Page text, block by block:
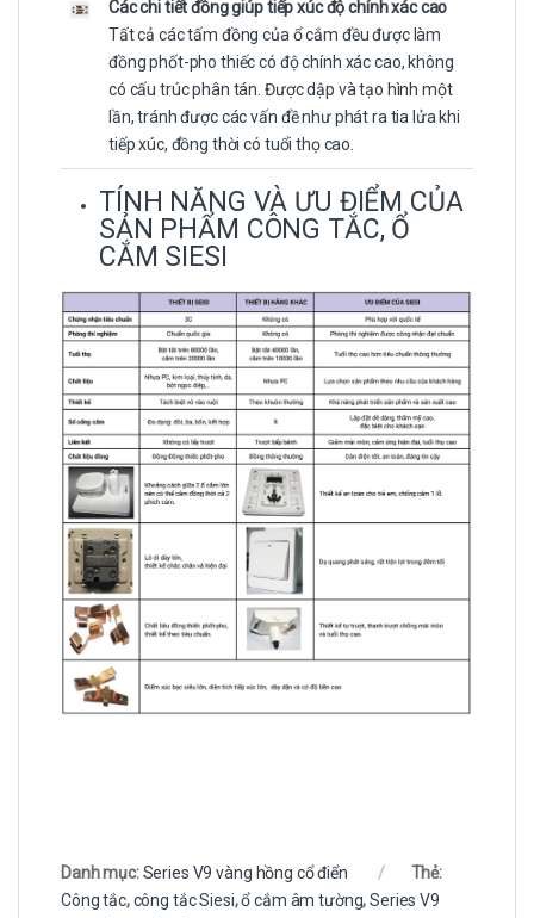
Các chi tiết đồng giúp tiếp xúc độ chính xác cao
Tất cả các tấm đồng của ổ cắm đều được làm
đồng phốt-pho thiếc có độ chính xác cao, không
có cấu trúc phân tán. Được dập và tạo hình một
lần, tránh được các vấn đề như phát ra tia lửa khi
tiếp xúc, đồng thời có tuổi thọ cao.
TÍNH NĂNG VÀ ƯU ĐIỂM CỦA
SẢN PHẨM CÔNG TẮC, Ổ
CẮM SIESI
Danh mục:Series V9 vàng hồng cổ điển
Thẻ:
Công tắc,công tắc Siesi,ổ cắm âm tường,Series V9